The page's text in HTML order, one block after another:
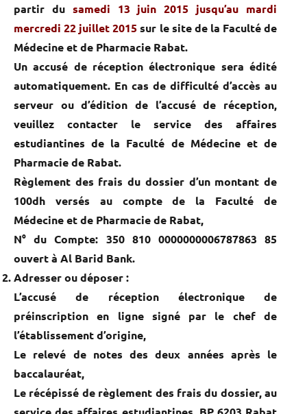
partir du samedi 13 juin 2015 jusqu’au mardi
mercredi 22 juillet 2015sur le site de la Faculté de
Médecine et de Pharmacie Rabat.
Un accusé de réception électronique sera édité
automatiquement. En cas de difficulté d’accès au
serveur ou d’édition de l’accusé de réception,
veuillez contacter le service des affaires
estudiantines de la Faculté de Médecine et de
Pharmacie de Rabat.
Règlement des frais du dossier d’un montant de
100dh versés au compte de la Faculté de
Médecine et de Pharmacie de Rabat,
N° du Compte: 350 810 0000000006787863 85
ouvert à Al Barid Bank.
Adresser ou déposer :
L’accusé de réception électronique de
préinscription en ligne signé par le chef de
l’établissement d’origine,
Le relevé de notes des deux années après le
baccalauréat,
Le récépissé de règlement des frais du dossier, au